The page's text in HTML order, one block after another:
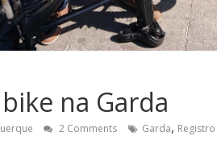
na Garda
2 Comments Garda, Registro